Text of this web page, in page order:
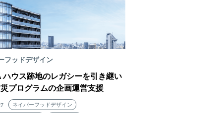
フッドデザイン
ハウス跡地のレガシーを引き継い
プログラムの企画運営支援
ネイバーフッドデザイン